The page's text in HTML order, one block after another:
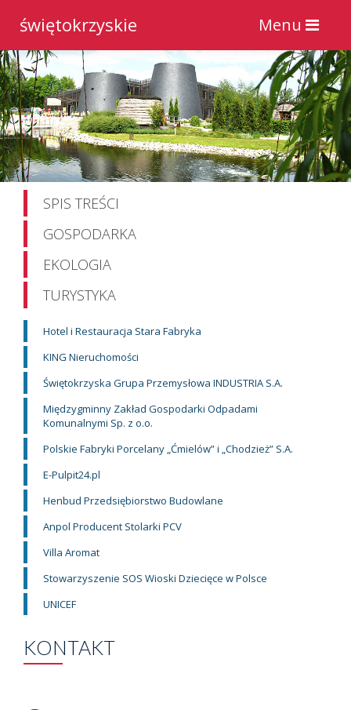
Toggle
navigation
Menu
świętokrzyskie
SPIS TREŚCI
GOSPODARKA
EKOLOGIA
TURYSTYKA
Hotel i Restauracja Stara Fabryka
KING Nieruchomości
Świętokrzyska Grupa Przemysłowa INDUSTRIA S.A.
Międzygminny Zakład Gospodarki Odpadami
Komunalnymi Sp. z o.o.
Polskie Fabryki Porcelany „Ćmielów” i „Chodzież” S.A.
E-Pulpit24.pl
Henbud Przedsiębiorstwo Budowlane
Anpol Producent Stolarki PCV
Villa Aromat
Stowarzyszenie SOS Wioski Dziecięce w Polsce
UNICEF
KONTAKT